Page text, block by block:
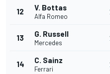
12 V. Bottas
Alfa Romeo
13 G. Russell
Mercedes
14 C. Sainz
Ferrari